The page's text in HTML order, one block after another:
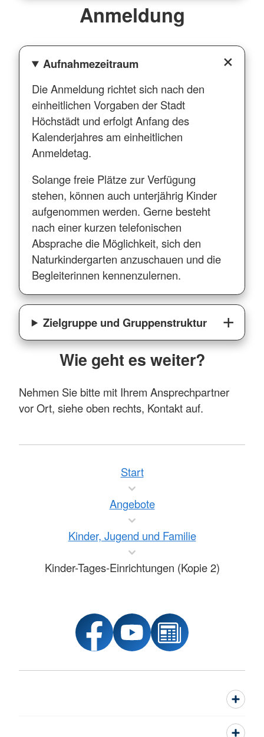
Anmeldung
Aufnahmezeitraum
Die Anmeldung richtet sich nach den
einheitlichen Vorgaben der Stadt
Höchstädt und erfolgt Anfang des
Kalenderjahres am einheitlichen
Anmeldetag.
Solange freie Plätze zur Verfügung
stehen, können auch unterjährig Kinder
aufgenommen werden. Gerne besteht
nach einer kurzen telefonischen
Absprache die Möglichkeit, sich den
Naturkindergarten anzuschauen und die
Begleiterinnen kennenzulernen.
Zielgruppe und Gruppenstruktur
Wie geht es weiter?
Nehmen Sie bitte mit Ihrem Ansprechpartner
vor Ort, siehe oben rechts, Kontakt auf.
Start
Angebote
Kinder, Jugend und Familie
Kinder-Tages-Einrichtungen (Kopie 2)